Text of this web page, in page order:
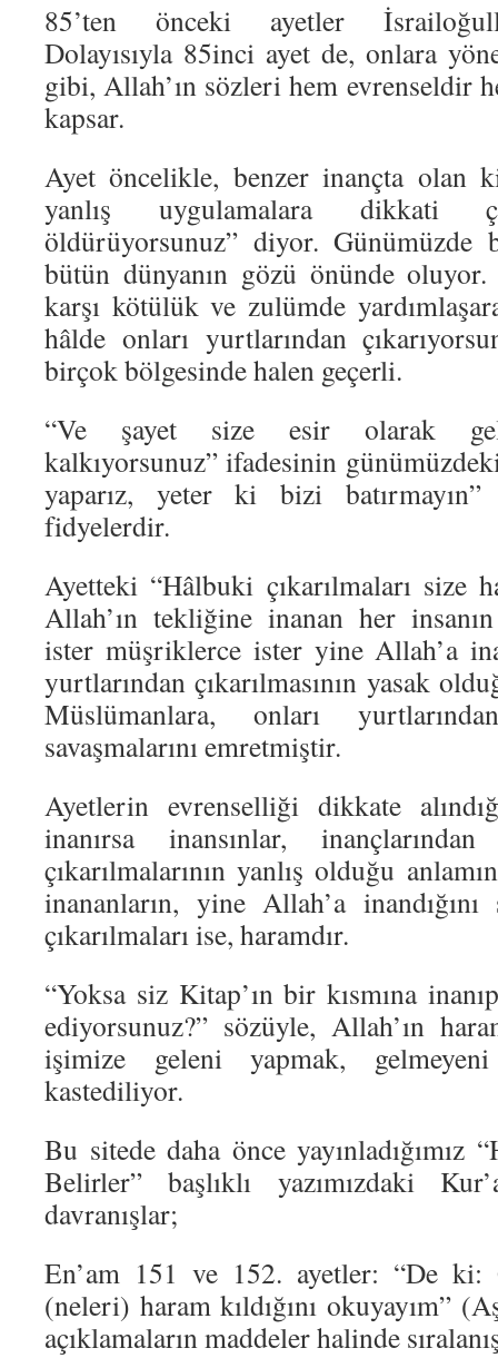
85’ten önceki ayetler
Dolayısıyla 85inci ayet de, onlara
gibi, Allah’ın sözleri hem evrenseldir
kapsar.
Ayet öncelikle, benzer inançta olan
yanlış uygulamalara dikkati
öldürüyorsunuz” diyor. Günümüzde
bütün dünyanın gözü önünde
karşı kötülük ve zulümde
hâlde onları yurtlarından
birçok bölgesinde halen geçerli.
“Ve şayet size esir olarak
kalkıyorsunuz” ifadesinin
yaparız, yeter ki bizi batırmayın”
fidyelerdir.
Ayetteki “Hâlbuki çıkarılmaları size
Allah’ın tekliğine inanan her
ister müşriklerce ister yine Allah’a
yurtlarından çıkarılmasının yasak
Müslümanlara, onları
savaşmalarını emretmiştir.
Ayetlerin evrenselliği dikkate
inanırsa inansınlar,
çıkarılmalarının yanlış olduğu
inananların, yine Allah’a inandığını
çıkarılmaları ise, haramdır.
“Yoksa siz Kitap’ın bir kısmına
ediyorsunuz?” sözüyle, Allah’ın
işimize geleni yapmak, gelmeyeni
kastediliyor.
Bu sitede daha önce yayınladığımız
Belirler” başlıklı yazımızdaki
davranışlar;
En’am 151 ve 152. ayetler: “De
(neleri) haram kıldığını okuyayım”
açıklamaların maddeler halinde